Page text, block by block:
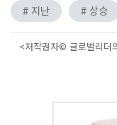
# 지난
# 상승
<저작권자© 글로벌리더